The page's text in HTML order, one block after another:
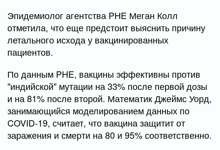
Эпидемиолог агентства PHE Меган Колл
отметила, что еще предстоит выяснить причину
летального исхода у вакцинированных
пациентов.
По данным PHE, вакцины эффективны против
"индийской" мутации на 33% после первой дозы
и на 81% после второй. Математик Джеймс Уорд,
занимающийся моделированием данных по
COVID-19, считает, что вакцина защитит от
заражения и смерти на 80 и 95% соответственно.